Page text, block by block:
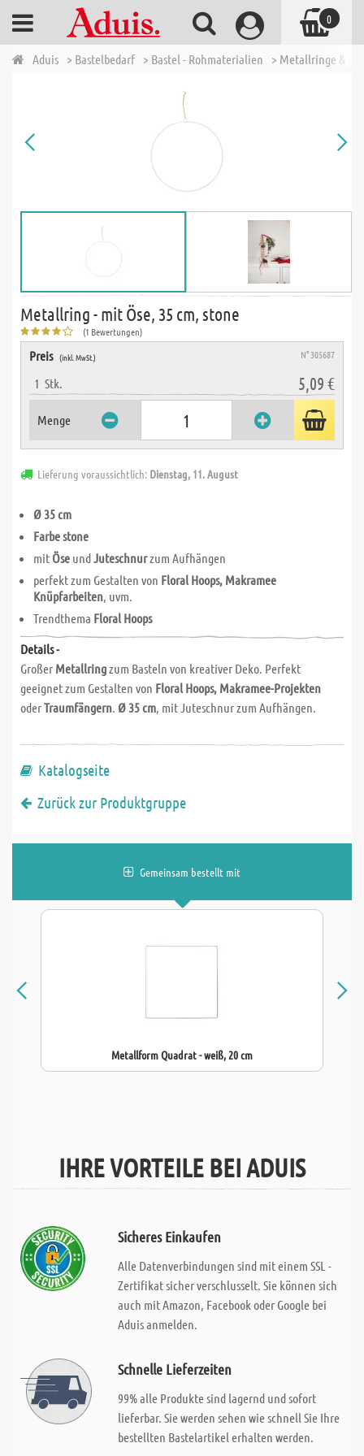
Aduis > Bastelbedarf > Bastel - Rohmaterialien > Metallringe &
Metallring - mit Öse, 35 cm, stone
(1 Bewertungen)
Preis (inkl. MwSt.) N° 305687
1 Stk. 5,09 €
Menge
Lieferung voraussichtlich: Dienstag, 11. August
Ø 35 cm
Farbe stone
mit Öse undJuteschnurzum Aufhängen
perfekt zum Gestalten von Floral Hoops, Makramee
Knüpfarbeiten, uvm.
Trendthema Floral Hoops
Details -
Großer Metallringzum Basteln von kreativer Deko. Perfekt
geeignet zum Gestalten von Floral Hoops, Makramee-Projekten
oderTraumfängern. Ø 35 cm, mit Juteschnur zum Aufhängen.
Katalogseite
Zurück zur Produktgruppe
Gemeinsam bestellt mit
Metallform Quadrat - weiß, 20 cm
IHRE VORTEILE BEI ADUIS
Sicheres Einkaufen
Alle Datenverbindungen sind mit einem SSL -
Zertifikat sicher verschlusselt. Sie können sich
auch mit Amazon, Facebook oder Google bei
Aduis anmelden.
Schnelle Lieferzeiten
99% alle Produkte sind lagernd und sofort
lieferbar. Sie werden sehen wie schnell Sie Ihre
bestellten Bastelartikel erhalten werden.
0